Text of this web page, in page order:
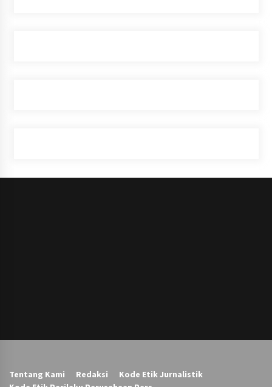
Tentang Kami Redaksi
Kode Etik Jurnalistik